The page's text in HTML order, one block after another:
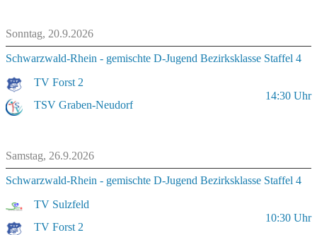
Sonntag, 20.9.2026
Schwarzwald-Rhein - gemischte D-Jugend Bezirksklasse Staffel 4
TV Forst 2
TSV Graben-Neudorf
14:30 Uhr
Samstag, 26.9.2026
Schwarzwald-Rhein - gemischte D-Jugend Bezirksklasse Staffel 4
TV Sulzfeld
TV Forst 2
10:30 Uhr